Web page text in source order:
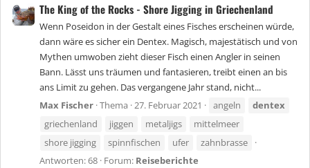
The King of the Rocks - Shore Jigging in Griechenland
Wenn Poseidon in der Gestalt eines Fisches erscheinen würde,
dann wäre es sicher ein Dentex. Magisch, majestätisch und von
Mythen umwoben zieht dieser Fisch einen Angler in seinen
Bann. Lässt uns träumen und fantasieren, treibt einen an bis
ans Limit zu gehen. Das vergangene Jahr stand, nicht...
Max Fischer Thema 27. Februar 2021 angeln
dentex
griechenland
jiggen metaljigs
mittelmeer
shore jigging
spinnfischen ufer
zahnbrasse
Antworten: 68 Forum: Reiseberichte